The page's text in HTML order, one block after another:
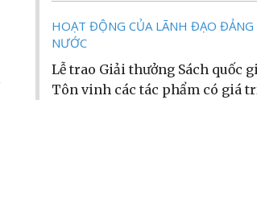
HOẠT ĐỘNG CỦA LÃNH ĐẠO ĐẢNG
NƯỚC
Lễ trao Giải thưởng Sách quốc
Tôn vinh các tác phẩm có giá